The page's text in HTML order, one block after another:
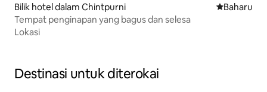
Bilik hotel dalam Chintpurni Tempat
Baharu
Tempat penginapan yang bagus dan selesa
Lokasi
Destinasi untuk diterokai